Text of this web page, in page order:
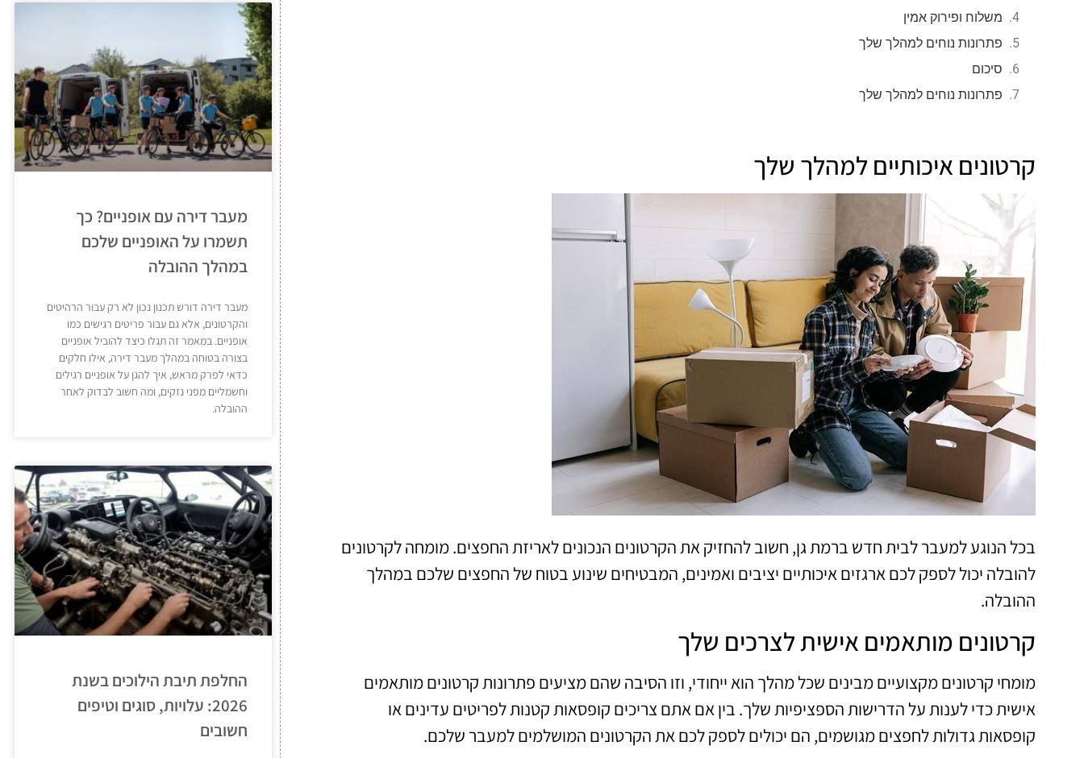
משלוח ופירוק אמין
פתרונות נוחים למהלך שלך
סיכום
פתרונות נוחים למהלך שלך
קרטונים איכותיים למהלך שלך
בכל הנוגע למעבר לבית חדש ברמת גן, חשוב להחזיק את הקרטונים הנכונים לאריזת החפצים. מומחה לקרטונים
להובלה יכול לספק לכם ארגזים איכותיים יציבים ואמינים, המבטיחים שינוע בטוח של החפצים שלכם במהלך
ההובלה.
קרטונים מותאמים אישית לצרכים שלך
מומחי קרטונים מקצועיים מבינים שכל מהלך הוא ייחודי, וזו הסיבה שהם מציעים פתרונות קרטונים מותאמים
אישית כדי לענות על הדרישות הספציפיות שלך. בין אם אתם צריכים קופסאות קטנות לפריטים עדינים או
קופסאות גדולות לחפצים מגושמים, הם יכולים לספק לכם את הקרטונים המושלמים למעבר שלכם.
מעבר דירה עם אופניים? כך
תשמרו על האופניים שלכם
במהלך ההובלה
מעבר דירה דורש תכנון נכון לא רק עבור הרהיטים
והקרטונים, אלא גם עבור פריטים רגישים כמו
אופניים. במאמר זה תגלו כיצד להוביל אופניים
בצורה בטוחה במהלך מעבר דירה, אילו חלקים
כדאי לפרק מראש, איך להגן על אופניים רגילים
וחשמליים מפני נזקים, ומה חשוב לבדוק לאחר
ההובלה.
החלפת תיבת הילוכים בשנת
2026: עלויות, סוגים וטיפים
חשובים